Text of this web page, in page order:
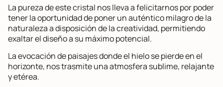
La pureza de este cristal nos lleva a felicitarnos por poder
tener la oportunidad de poner un auténtico milagro de la
naturaleza a disposición de la creatividad, permitiendo
exaltar el diseño a su máximo potencial.
La evocación de paisajes donde el hielo se pierde en el
horizonte, nos trasmite una atmosfera sublime, relajante
y etérea.